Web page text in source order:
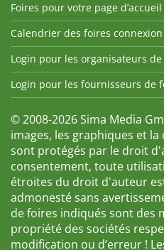
Foires pour votre page d’accueil
Calendrier des foires connexion
Login pour les organisateurs
Login pour les fournisseurs de
© 2008-2026 Sima Media
images, les graphiques et
sont protégés par le droit
consentement, toute
étroites du droit d'auteur
admonesté sans
de foires indiqués sont des
propriété des sociétés
modification ou d’erreur !